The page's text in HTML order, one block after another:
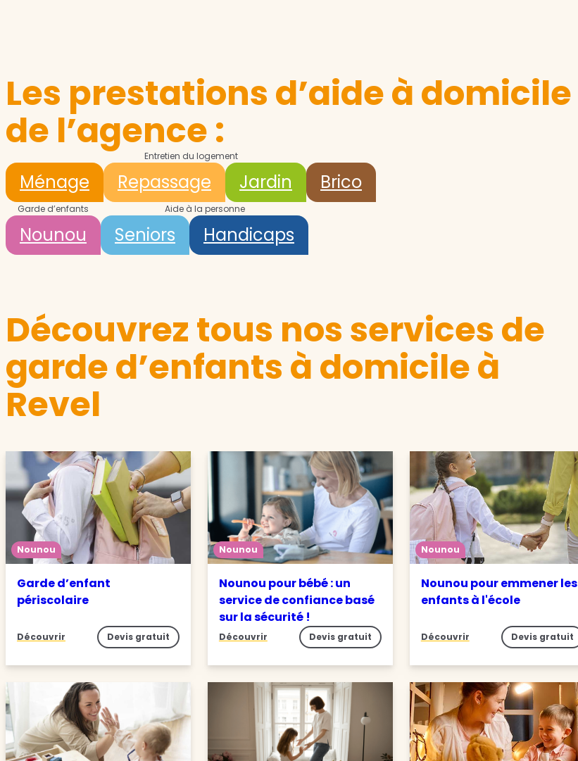
Les prestations d’aide à domicile
de l’agence :
Entretien du logement
Ménage Repassage Jardin Brico
Garde d’enfants
Nounou
Aide à la personne
Seniors Handicaps
Découvrez tous nos services de
garde d’enfants à domicile à
Revel
Nounou
Garde d’enfant
périscolaire
Découvrir Devis gratuit
Nounou
Nounou pour bébé : un
service de confiance basé
sur la sécurité !
Découvrir Devis gratuit
Nounou
Nounou pour emmener les
enfants à l'école
Découvrir Devis gratuit